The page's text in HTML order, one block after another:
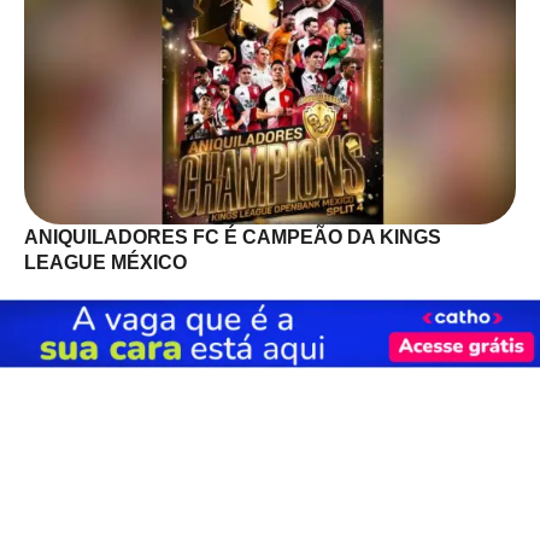
ANIQUILADORES FC É CAMPEÃO DA KINGS
LEAGUE MÉXICO